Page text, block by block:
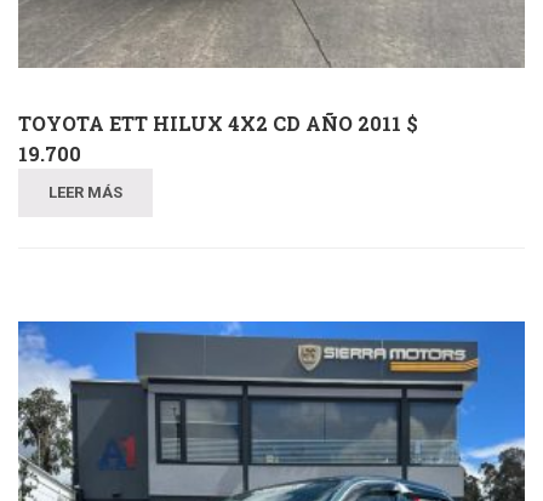
TOYOTA ETT HILUX 4X2 CD AÑO 2011 $
19.700
LEER MÁS